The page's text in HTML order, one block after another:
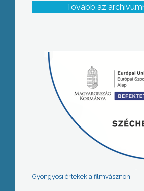
Tovább az
Gyöngyösi értékek a filmvásznon